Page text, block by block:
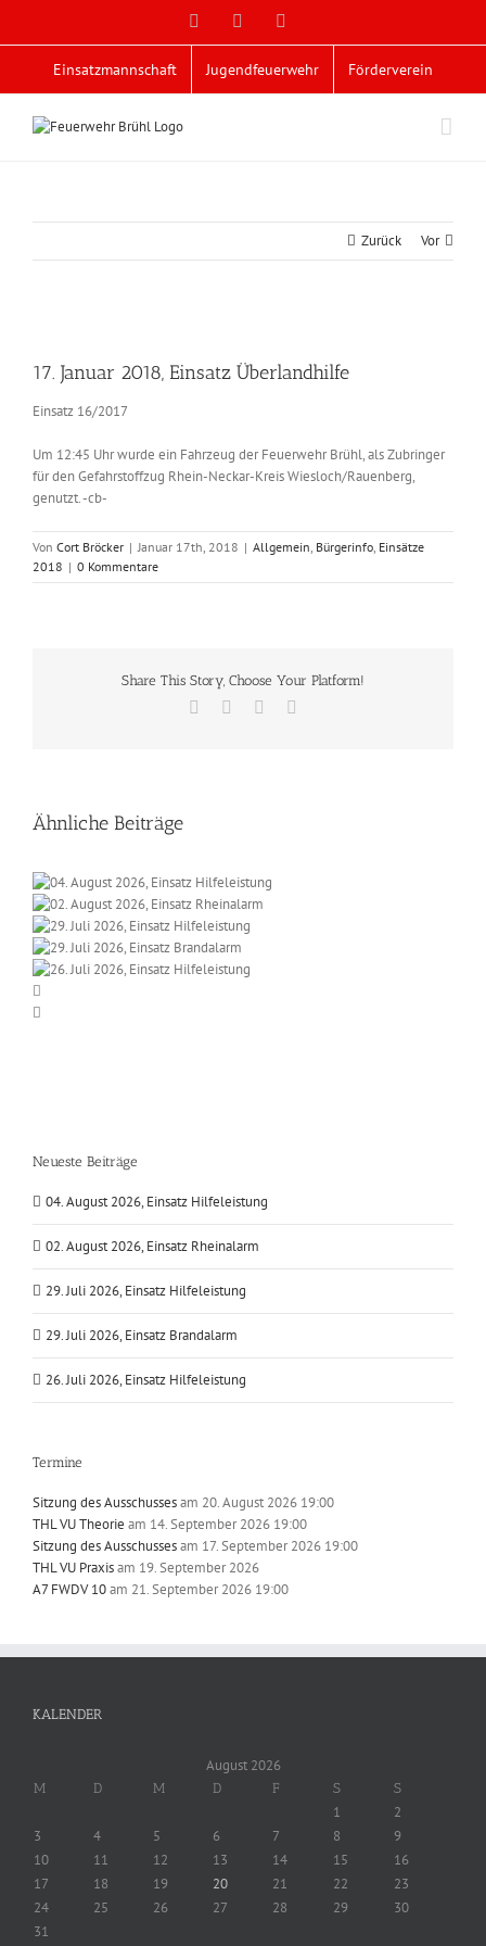
Facebook
Einsatzmannschaft Jugendfeuerwehr Förderverein
Zurück Vor
Bild
17. Januar 2018, Einsatz Überlandhilfe
Einsatz 16/2017
Um 12:45 Uhr wurde ein Fahrzeug der Feuerwehr Brühl, als Zubringer
für den Gefahrstoffzug Rhein-Neckar-Kreis Wiesloch/Rauenberg,
genutzt. -cb-
Von Cort Bröcker | Januar 17th, 2018 | Allgemein, Bürgerinfo, Einsätze
2018 | 0 Kommentare
Share This Story, Choose Your Platform!
Facebook
Ähnliche Beiträge
Neueste Beiträge
04. August 2026, Einsatz Hilfeleistung
02. August 2026, Einsatz Rheinalarm
29. Juli 2026, Einsatz Hilfeleistung
29. Juli 2026, Einsatz Brandalarm
26. Juli 2026, Einsatz Hilfeleistung
Termine
Sitzung des Ausschussesam 20. August 2026 19:00
THL VU Theorie am 14. September 2026 19:00
Sitzung des Ausschussesam 17. September 2026 19:00
THL VU Praxisam 19. September 2026
A7 FWDV 10am 21. September 2026 19:00
KALENDER
August 2026
M D M D F S S
1
2
3
4 5 6 7 8
9
10
11 12 13 14 15
16
17
18 19 20 21 22
23
24
25 26 27 28 29
30
31